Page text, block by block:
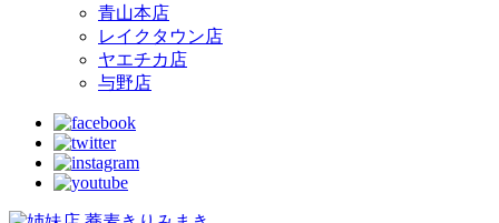
青山本店
レイクタウン店
ヤエチカ店
与野店